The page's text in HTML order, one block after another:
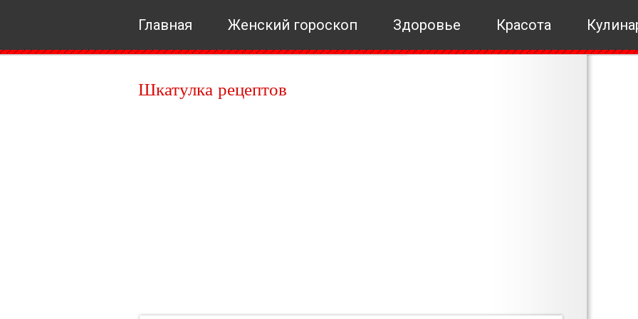
Главная Женский гороскоп Здоровье Красота
Шкатулка рецептов